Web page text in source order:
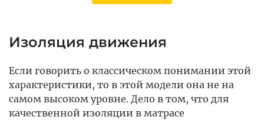
Изоляция движения
Если говорить о классическом понимании этой
характеристики, то в этой модели она не на
самом высоком уровне. Дело в том, что для
качественной изоляции в матрасе